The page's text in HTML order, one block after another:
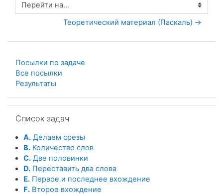
Перейти на...
Теоретический материал (Паскаль) →
Посылки по задаче
Все посылки
Результаты
Список задач
A. Делаем срезы
B. Количество слов
C. Две половинки
D. Переставить два слова
E. Первое и последнее вхождение
F. Второе вхождение